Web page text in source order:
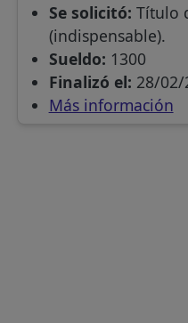
Se solicitó: Título
(indispensable).
Sueldo: 1300
Finalizó el: 28/02/
Más información